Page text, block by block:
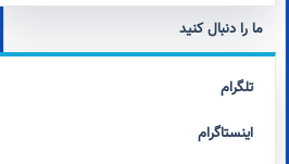
ما را دنبال کنید
تلگرام
اینستاگرام